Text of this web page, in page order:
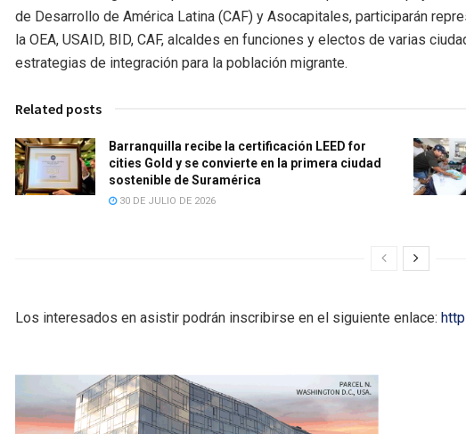
de Desarrollo de América Latina (CAF) y Asocapitales, participarán
la OEA, USAID, BID, CAF, alcaldes en funciones y electos de varias
estrategias de integración para la población migrante.
Related posts
Barranquilla recibe la certificación LEED for
cities Gold y se convierte en la primera ciudad
sostenible de Suramérica
30 DE JULIO DE 2026
Los interesados en asistir podrán inscribirse en el siguiente enlace: